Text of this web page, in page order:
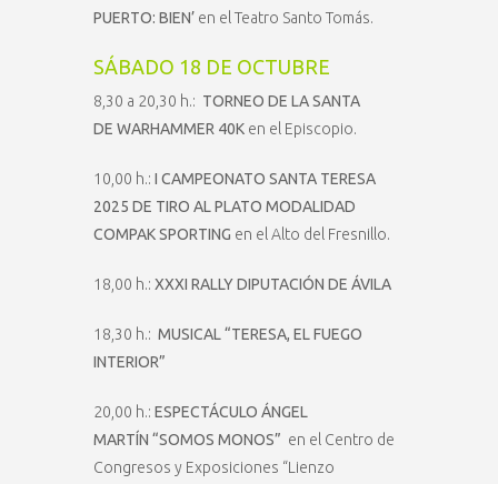
PUERTO: BIEN’ en el Teatro Santo Tomás.
SÁBADO 18 DE OCTUBRE
8,30 a 20,30 h.: TORNEO DE LA SANTA
DE WARHAMMER 40K en el Episcopio.
10,00 h.: I CAMPEONATO SANTA TERESA
2025 DE TIRO AL PLATO MODALIDAD
COMPAK SPORTING en el Alto del Fresnillo.
18,00 h.: XXXI RALLY DIPUTACIÓN DE ÁVILA
18,30 h.: MUSICAL “TERESA, EL FUEGO
INTERIOR”
20,00 h.: ESPECTÁCULO ÁNGEL
MARTÍN “SOMOS MONOS” en el Centro de
Congresos y Exposiciones “Lienzo